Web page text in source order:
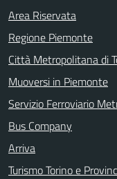
Area Riservata
Regione Piemonte
Città Metropolitana di
Muoversi in Piemonte
Servizio Ferroviario
Bus Company
Arriva
Turismo Torino e